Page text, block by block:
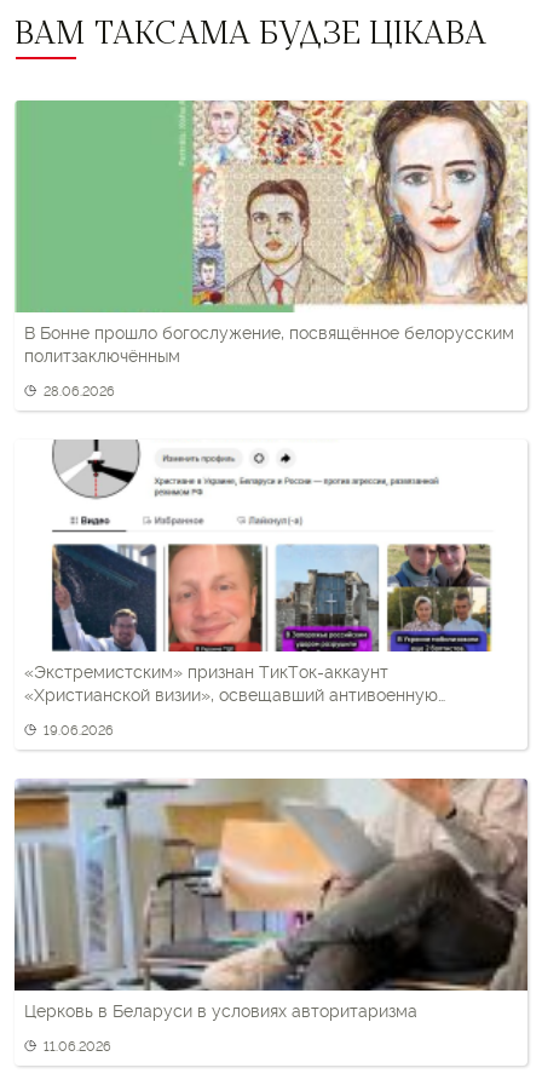
ВАМ ТАКСАМА БУДЗЕ ЦІКАВА
В Бонне прошло богослужение, посвящённое белорусским
политзаключённым
28.06.2026
«Экстремистским» признан ТикТок-аккаунт
«Христианской визии», освещавший антивоенную
19.06.2026
Церковь в Беларуси в условиях авторитаризма
11.06.2026